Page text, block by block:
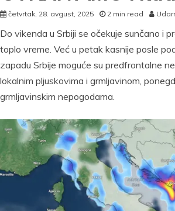
četvrtak, 28. avgust, 2025 2 min read
Do vikenda u Srbiji se očekuje sunčano i
toplo vreme. Već u petak kasnije posle
zapadu Srbije moguće su predfrontalne
lokalnim pljuskovima i grmljavinom,
grmljavinskim nepogodama.